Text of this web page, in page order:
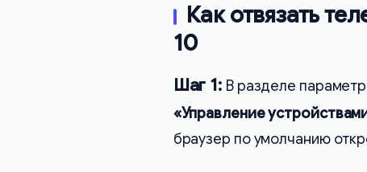
Как отвязать
10
Шаг 1: В разделе
«Управление
браузер по умолчанию